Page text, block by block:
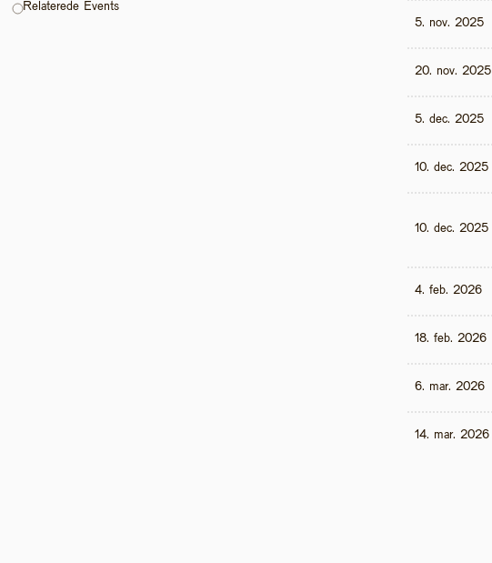
Relaterede Events
5. nov. 2025
20. nov. 2025
5. dec. 2025
10. dec. 2025
10. dec. 2025
4. feb. 2026
18. feb. 2026
6. mar. 2026
14. mar. 2026